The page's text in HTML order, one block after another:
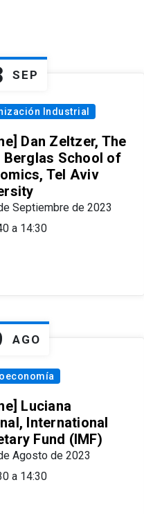
SEP
Industrial
Dan Zeltzer, The
Berglas School of
Tel Aviv
Septiembre de 2023
a 14:30
AGO
Luciana
International
Fund (IMF)
Agosto de 2023
a 14:30